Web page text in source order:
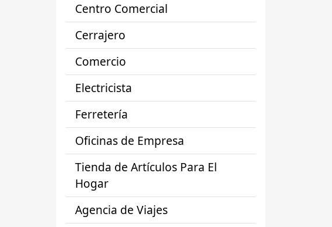
Centro Comercial
Cerrajero
Comercio
Electricista
Ferretería
Oficinas de Empresa
Tienda de Artículos Para El
Hogar
Agencia de Viajes